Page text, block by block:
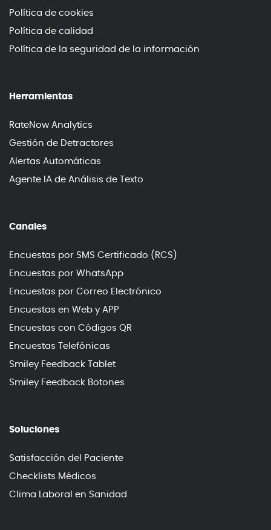
Política de cookies
Política de calidad
Política de la seguridad de la información
Herramientas
RateNow Analytics
Gestión de Detractores
Alertas Automáticas
Agente IA de Análisis de Texto
Canales
Encuestas por SMS Certificado (RCS)
Encuestas por WhatsApp
Encuestas por Correo Electrónico
Encuestas en Web y APP
Encuestas con Códigos QR
Encuestas Telefónicas
Smiley Feedback Tablet
Smiley Feedback Botones
Soluciones
Satisfacción del Paciente
Checklists Médicos
Clima Laboral en Sanidad